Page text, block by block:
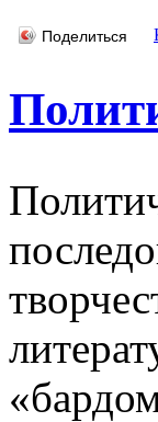
Поделиться